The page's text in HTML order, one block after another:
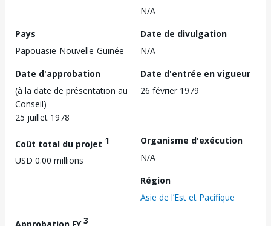
N/A
Pays
Papouasie-Nouvelle-Guinée
Date de divulgation
N/A
Date d'approbation
(à la date de présentation au
Conseil)
25 juillet 1978
Date d'entrée en vigueur
26 février 1979
Coût total du projet 1
USD 0.00 millions
Organisme d'exécution
N/A
Région
Asie de l’Est et Pacifique
Approbation FY3